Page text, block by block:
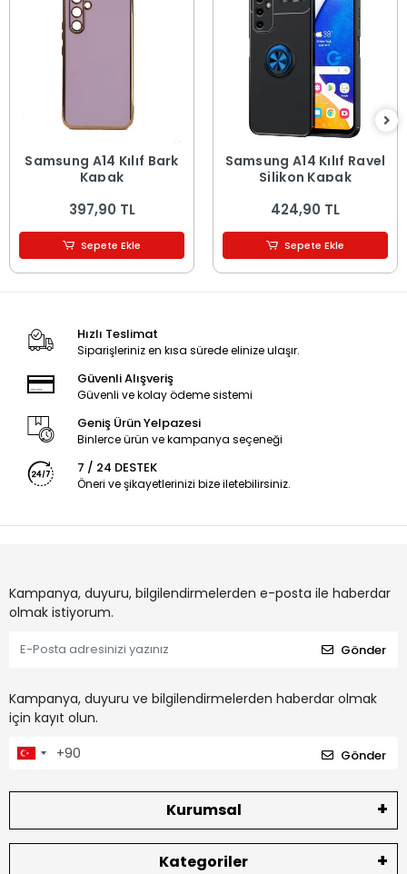
Samsung A14 Kılıf Bark
Kapak
397,90 TL
Sepete Ekle
Samsung A14 Kılıf Ravel
Silikon Kapak
424,90 TL
Sepete Ekle
Hızlı Teslimat
Siparişleriniz en kısa sürede elinize ulaşır.
Güvenli Alışveriş
Güvenli ve kolay ödeme sistemi
Geniş Ürün Yelpazesi
Binlerce ürün ve kampanya seçeneği
7 / 24 DESTEK
Öneri ve şikayetlerinizi bize iletebilirsiniz.
Kampanya, duyuru, bilgilendirmelerden e-posta ile haberdar
olmak istiyorum.
Gönder
Kampanya, duyuru ve bilgilendirmelerden haberdar olmak
için kayıt olun.
Gönder
Kurumsal
Kategoriler